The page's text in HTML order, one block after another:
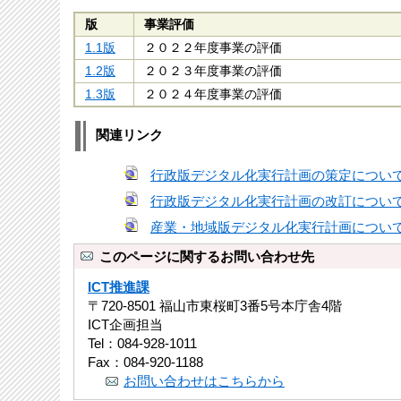
版
事業評価
1.1版
２０２２年度事業の評価
1.2版
２０２３年度事業の評価
1.3版
２０２４年度事業の評価
関連リンク
行政版デジタル化実行計画の策定につい
行政版デジタル化実行計画の改訂につい
産業・地域版デジタル化実行計画につい
このページに関するお問い合わせ先
ICT推進課
〒720-8501 福山市東桜町3番5号本庁舎4階
ICT企画担当
Tel：084-928-1011
Fax：084-920-1188
お問い合わせはこちらから